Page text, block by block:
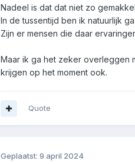
Nadeel is dat dat niet zo
In de tussentijd ben ik natuurlijk
Zijn er mensen die daar
Maar ik ga het zeker overleggen
krijgen op het moment ook.
Quote
Geplaatst: 9 april 2024